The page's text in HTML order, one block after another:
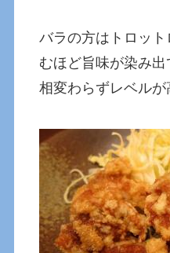
バラの方はトロッ
むほど旨味が染み出
相変わらずレベルが